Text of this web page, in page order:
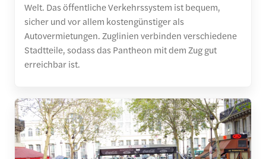
Welt. Das öffentliche Verkehrssystem ist bequem,
sicher und vor allem kostengünstiger als
Autovermietungen. Zuglinien verbinden verschiedene
Stadtteile, sodass das Pantheon mit dem Zug gut
erreichbar ist.